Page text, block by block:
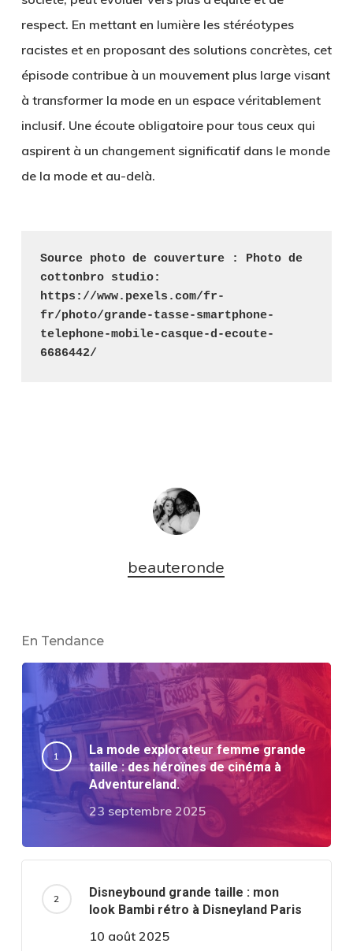
respect. En mettant en lumière les stéréotypes
racistes et en proposant des solutions concrètes, cet
épisode contribue à un mouvement plus large visant
à transformer la mode en un espace véritablement
inclusif. Une écoute obligatoire pour tous ceux qui
aspirent à un changement significatif dans le monde
de la mode et au-delà.
Source photo de couverture : Photo de
cottonbro studio:
https://www.pexels.com/fr-
fr/photo/grande-tasse-smartphone-
telephone-mobile-casque-d-ecoute-
6686442/
beauteronde
En Tendance
La mode explorateur femme grande
taille : des héroïnes de cinéma à
Adventureland.
23 septembre 2025
Disneybound grande taille : mon
look Bambi rétro à Disneyland Paris
10 août 2025